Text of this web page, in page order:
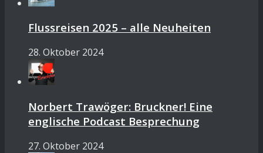
Flussreisen 2025 – alle Neuheiten
28. Oktober 2024
Norbert Trawöger: Bruckner! Eine
englische Podcast Besprechung
27. Oktober 2024